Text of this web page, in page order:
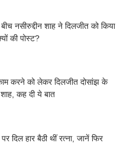
नसीरुद्दीन शाह ने दिलजीत को किया
की पोस्ट?
करने को लेकर दिलजीत दोसांझ के
शाह, कह दी ये बात
दिल हार बैठी थीं रत्ना, जानें फिर